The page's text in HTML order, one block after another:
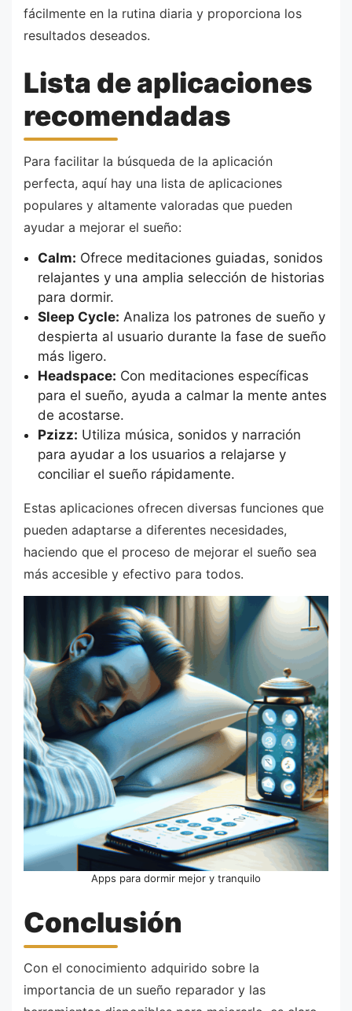
fácilmente en la rutina diaria y proporciona los
resultados deseados.
Lista de aplicaciones
recomendadas
Para facilitar la búsqueda de la aplicación
perfecta, aquí hay una lista de aplicaciones
populares y altamente valoradas que pueden
ayudar a mejorar el sueño:
Calm: Ofrece meditaciones guiadas, sonidos
relajantes y una amplia selección de historias
para dormir.
Sleep Cycle: Analiza los patrones de sueño y
despierta al usuario durante la fase de sueño
más ligero.
Headspace: Con meditaciones específicas
para el sueño, ayuda a calmar la mente antes
de acostarse.
Pzizz: Utiliza música, sonidos y narración
para ayudar a los usuarios a relajarse y
conciliar el sueño rápidamente.
Estas aplicaciones ofrecen diversas funciones que
pueden adaptarse a diferentes necesidades,
haciendo que el proceso de mejorar el sueño sea
más accesible y efectivo para todos.
Apps para dormir mejor y tranquilo
Conclusión
Con el conocimiento adquirido sobre la
importancia de un sueño reparador y las